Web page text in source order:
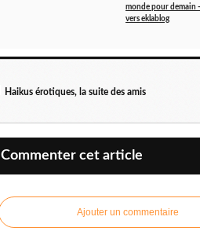
monde pour demain
vers eklablog
Haikus érotiques, la suite des amis
Commenter cet article
Ajouter un commentaire